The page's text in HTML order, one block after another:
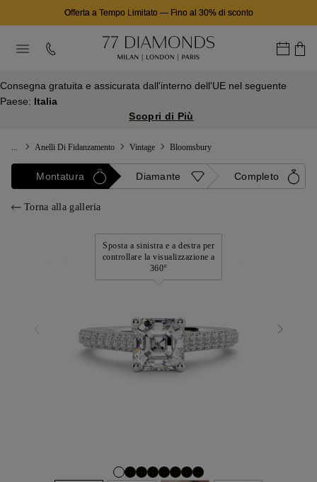
Offerta a Tempo Limitato— Fino al 30% di sconto
Consegna gratuita e assicurata dall'interno dell'UE nel seguente
Paese: Italia
Scopri di Più
Anelli Di Fidanzamento Vintage Bloomsbury
Montatura Diamante Completo
Torna alla galleria
Sposta a sinistra e a destra per
controllare la visualizzazione a
360°